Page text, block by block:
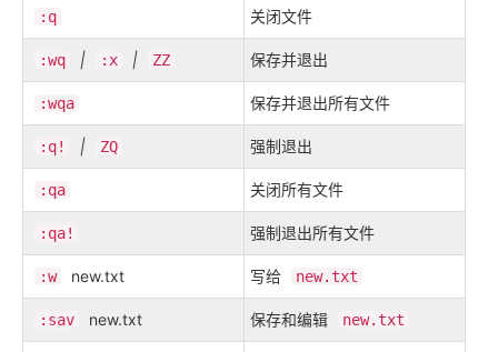
:q 关闭文件
:wq | :x | ZZ 保存并退出
:wqa 保存并退出所有文件
:q! | ZQ 强制退出
:qa 关闭所有文件
:qa! 强制退出所有文件
:w new.txt 写给 new.txt
:sav new.txt 保存和编辑 new.txt